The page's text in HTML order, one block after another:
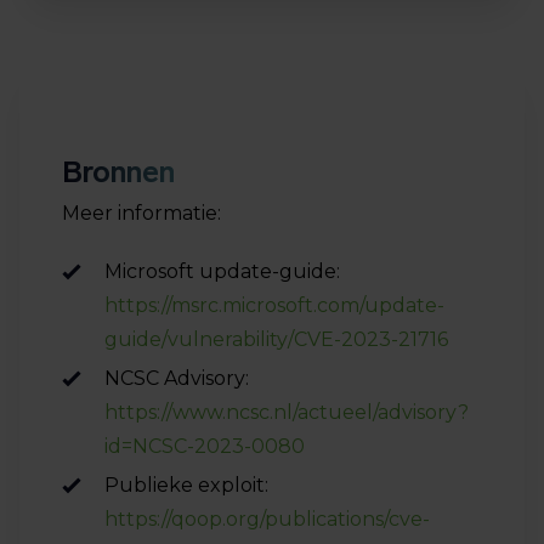
Bronnen
Meer informatie:
Microsoft update-guide:
https://msrc.microsoft.com/update-
guide/vulnerability/CVE-2023-21716
NCSC Advisory:
https://www.ncsc.nl/actueel/advisory?
id=NCSC-2023-0080
Publieke exploit:
https://qoop.org/publications/cve-